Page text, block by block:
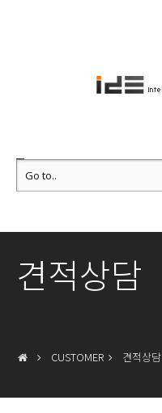
견적상담
CUSTOMER 견적상담